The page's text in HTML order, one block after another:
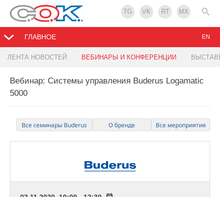
TG VK RT MX
ГЛАВНОЕ
ЛЕНТА НОВОСТЕЙ ВЕБИНАРЫ И КОНФЕРЕНЦИИ
EN
Вебинар: Системы управления Buderus Logamatic
5000
Все семинары Buderus О бренде Все мероприятия